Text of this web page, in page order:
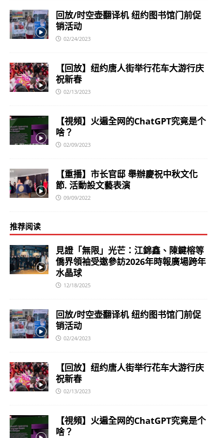
回放/时空壶翻译机 纽约图书馆门前促
销活动
02/24/2023
【回放】纽约唐人街举行花车大游行庆
祝新春
02/13/2023
【視頻】火遍全网的ChatGPT究竟是个
啥？
02/09/2023
【重播】市长官邸 舉辦慶祝中秋文化
節. 活動設文藝表演
09/09/2022
推荐阅读
見證「無限」光芒：江錦鑫、陳鍵榕等
僑界領袖受邀參訪2026年時報廣場跨年
水晶球
12/18/2025
回放/时空壶翻译机 纽约图书馆门前促
销活动
02/24/2023
【回放】纽约唐人街举行花车大游行庆
祝新春
02/13/2023
【視頻】火遍全网的ChatGPT究竟是个
啥？